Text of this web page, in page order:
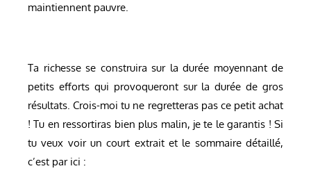
maintiennent pauvre.
Ta richesse se construira sur la durée moyennant de
petits efforts qui provoqueront sur la durée de gros
résultats. Crois-moi tu ne regretteras pas ce petit achat
! Tu en ressortiras bien plus malin, je te le garantis ! Si
tu veux voir un court extrait et le sommaire détaillé,
c’est par ici :